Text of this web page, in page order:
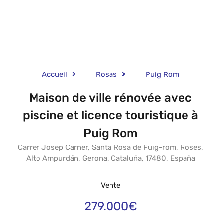
Accueil Rosas Puig Rom
Maison de ville rénovée avec
piscine et licence touristique à
Puig Rom
Carrer Josep Carner, Santa Rosa de Puig-rom, Roses,
Alto Ampurdán, Gerona, Cataluña, 17480, España
Vente
279.000€